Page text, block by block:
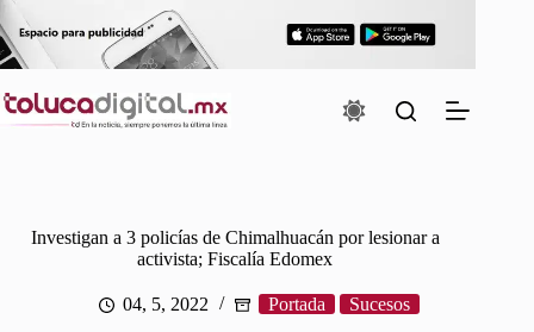
Saltar
al
contenido
Investigan a 3 policías de Chimalhuacán por lesionar a
activista; Fiscalía Edomex
04, 5, 2022 Portada Sucesos